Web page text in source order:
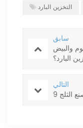
التخزين البارد
سابق
والبيض
البارد؟
التالي
الثلج